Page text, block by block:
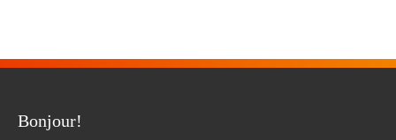
Bonjour!